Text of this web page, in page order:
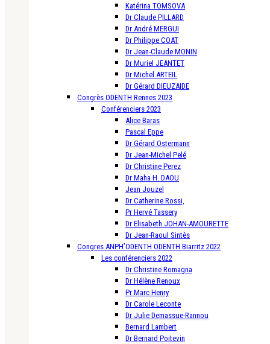
Katérina TOMSOVA
Dr Claude PILLARD
Dr André MERGUI
Dr Philippe COAT
Dr Jean-Claude MONIN
Dr Muriel JEANTET
Dr Michel ARTEIL
Dr Gérard DIEUZAIDE
Congrès ODENTH Rennes 2023
Conférenciers 2023
Alice Baras
Pascal Eppe
Dr Gérard Ostermann
Dr Jean-Michel Pelé
Dr Christine Perez
Dr Maha H. DAOU
Jean Jouzel
Dr Catherine Rossi,
Pr Hervé Tassery
Dr Elisabeth JOHAN-AMOURETTE
Dr Jean-Raoul Sintès
Congres ANPH’ODENTH ODENTH Biarritz 2022
Les conférenciers 2022
Dr Christine Romagna
Dr Hélène Renoux
Pr Marc Henry
Dr Carole Leconte
Dr Julie Demassue-Rannou
Bernard Lambert
Dr Bernard Poitevin